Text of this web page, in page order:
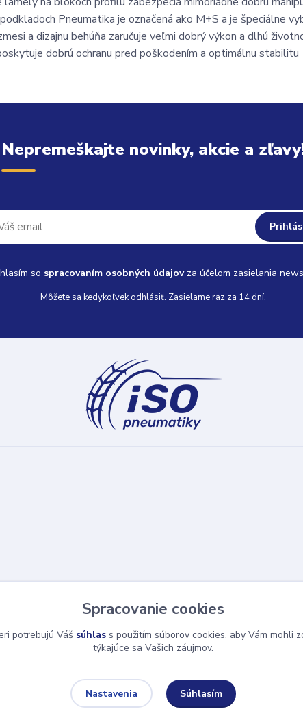
Pneumatika je označená ako M+S a je špeciálne
a dizajnu behúňa zaručuje veľmi dobrý výkon a dlhú
dobrú ochranu pred poškodením a optimálnu stabilitu
Nepremeškajte novinky, akcie a
so spracovaním osobných údajovza účelom zasielania
Môžete sa kedykoľvek odhlásiť. Zasielame raz za 14 dní.
Spracovanie cookies
potrebujú Váš súhlas s použitím súborov cookies, aby Vám mohli
týkajúce sa Vašich záujmov.
Nastavenia Súhlasím